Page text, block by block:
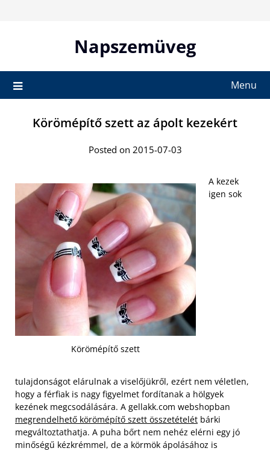
Napszemüveg
Menu
Körömépítő szett az ápolt kezekért
Posted on 2015-07-03
Körömépítő szett
A kezek
igen sok
tulajdonságot elárulnak a viselőjükről, ezért nem véletlen,
hogy a férfiak is nagy figyelmet fordítanak a hölgyek
kezének megcsodálására. A gellakk.com webshopban
megrendelhető körömépítő szett összetételét bárki
megváltoztathatja. A puha bőrt nem nehéz elérni egy jó
minőségű kézkrémmel, de a körmök ápolásához is